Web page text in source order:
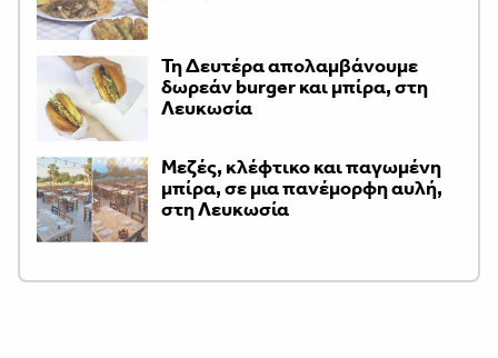
Τη Δευτέρα απολαμβάνουμε
δωρεάν burger και μπίρα, στη
Λευκωσία
Μεζές, κλέφτικο και παγωμένη
μπίρα, σε μια πανέμορφη αυλή,
στη Λευκωσία